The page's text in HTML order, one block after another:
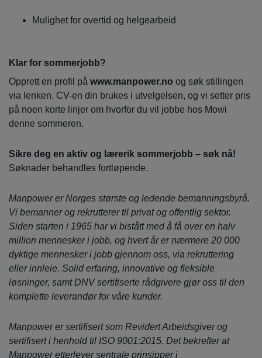
Mulighet for overtid og helgearbeid
Klar for sommerjobb?
Opprett en profil på www.manpower.no og søk stillingen
via lenken. CV-en din brukes i utvelgelsen, og vi setter pris
på noen korte linjer om hvorfor du vil jobbe hos Mowi
denne sommeren.
Sikre deg en aktiv og lærerik sommerjobb – søk nå!
Søknader behandles fortløpende.
Manpower er Norges største og ledende bemanningsbyrå.
Vi bemanner og rekrutterer til privat og offentlig sektor.
Siden starten i 1965 har vi bistått med å få over en halv
million mennesker i jobb, og hvert år er nærmere 20 000
dyktige mennesker i jobb gjennom oss, via rekruttering
eller innleie. Solid erfaring, innovative og fleksible
løsninger, samt DNV sertifiserte rådgivere gjør oss til den
komplette leverandør for våre kunder.
Manpower er sertifisert som Revidert Arbeidsgiver og
sertifisert i henhold til ISO 9001:2015. Det bekrefter at
Manpower etterlever sentrale prinsipper i